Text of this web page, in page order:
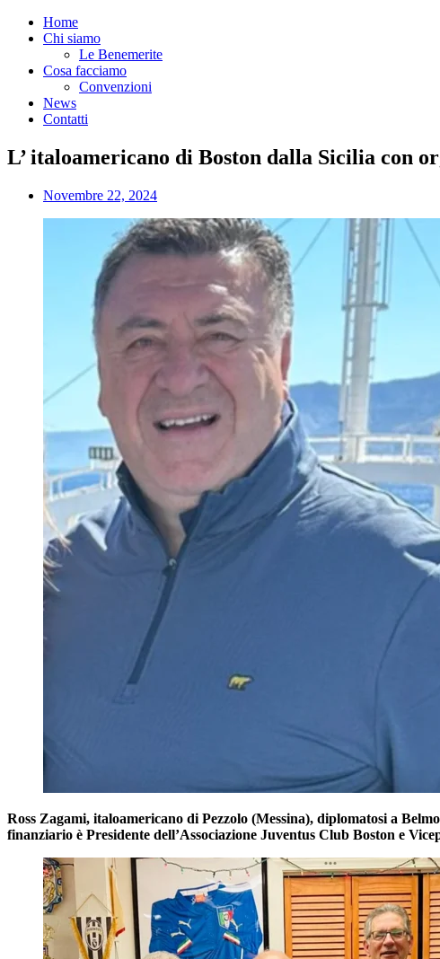
Home
Chi siamo
Le Benemerite
Cosa facciamo
Convenzioni
News
Contatti
L’ italoamericano di Boston dalla Sicilia con
Novembre 22, 2024
Ross Zagami, italoamericano di Pezzolo (Messina), diplomatosi a
finanziario è Presidente dell’Associazione Juventus Club Boston e